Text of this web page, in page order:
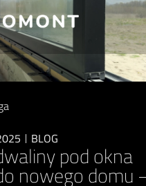
BLOG
pod okna
nowego domu